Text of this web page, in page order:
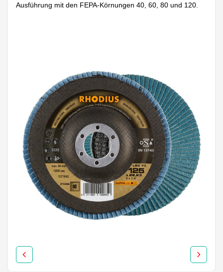
Ausführung mit den FEPA-Körnungen 40, 60, 80 und 120.